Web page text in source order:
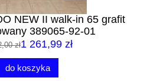
NEW II walk-in 65 grafit
389065-92-01
zł1 261,99 zł
do koszyka